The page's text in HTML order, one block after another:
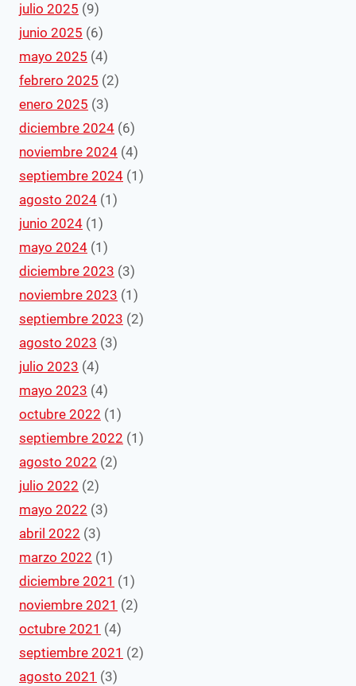
julio 2025 (9)
junio 2025 (6)
mayo 2025 (4)
febrero 2025 (2)
enero 2025 (3)
diciembre 2024 (6)
noviembre 2024 (4)
septiembre 2024 (1)
agosto 2024 (1)
junio 2024 (1)
mayo 2024 (1)
diciembre 2023 (3)
noviembre 2023 (1)
septiembre 2023 (2)
agosto 2023 (3)
julio 2023 (4)
mayo 2023 (4)
octubre 2022 (1)
septiembre 2022 (1)
agosto 2022 (2)
julio 2022 (2)
mayo 2022 (3)
abril 2022 (3)
marzo 2022 (1)
diciembre 2021 (1)
noviembre 2021 (2)
octubre 2021 (4)
septiembre 2021 (2)
agosto 2021 (3)